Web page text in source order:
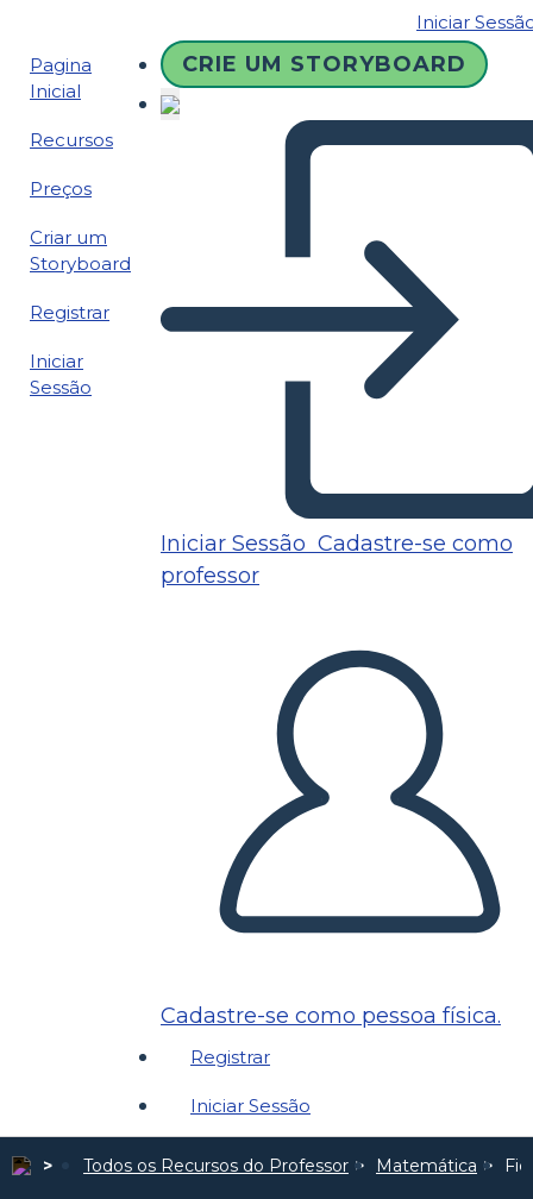
Iniciar
Pagina
Inicial
Recursos
Preços
Criar um
Storyboard
Registrar
Iniciar
Sessão
CRIE UM STORYBOARD
Iniciar Sessão Cadastre-se como
professor
Cadastre-se como pessoa física.
Registrar
Iniciar Sessão
Todos os Recursos do Professor Matemática